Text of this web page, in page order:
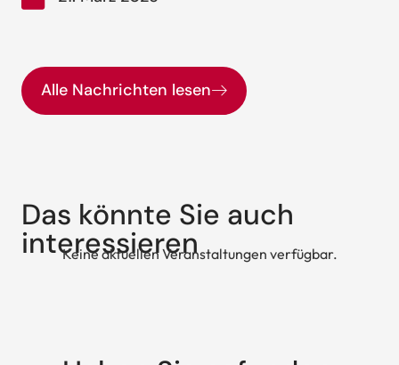
Alle Nachrichten lesen
Das könnte Sie auch
interessieren
Keine aktuellen Veranstaltungen verfügbar.